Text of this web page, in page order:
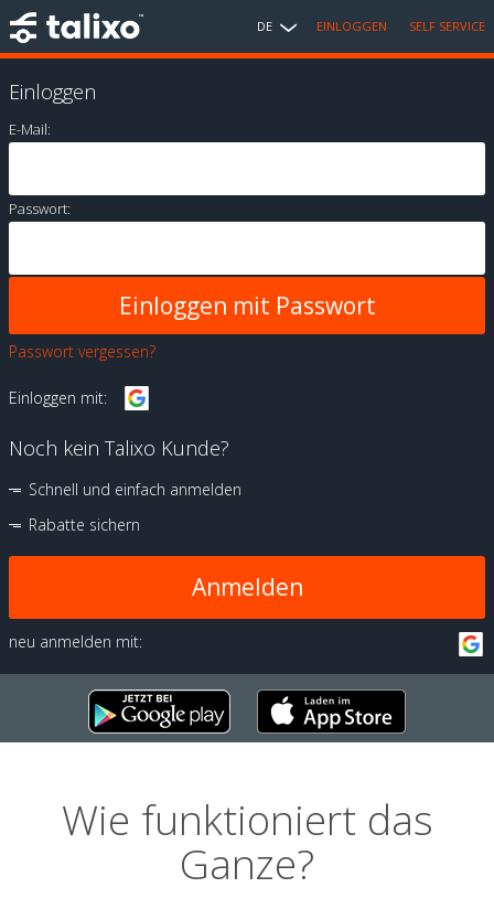
DE EINLOGGEN SELF SERVICE
Einloggen
E-Mail:
Passwort:
Passwort vergessen?
Einloggen mit:
Noch kein Talixo Kunde?
Schnell und einfach anmelden
Rabatte sichern
Anmelden
neu anmelden mit:
Wie funktioniert das
Ganze?